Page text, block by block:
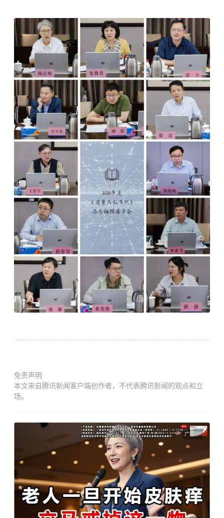
免责声明
本文来自腾讯新闻客户端创作者，不代表腾讯新闻的观点和立
场。
广告